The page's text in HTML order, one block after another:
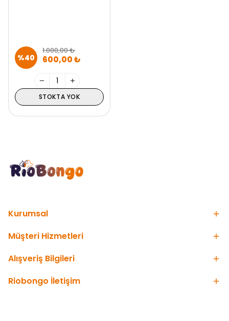
%40
1.000,00 ₺
600,00 ₺
STOKTA YOK
Kurumsal
Müşteri Hizmetleri
Alışveriş Bilgileri
Riobongo İletişim